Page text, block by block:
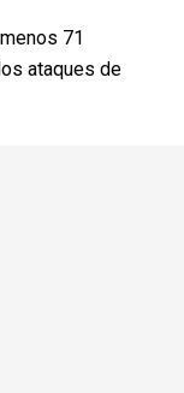
71
ataques de